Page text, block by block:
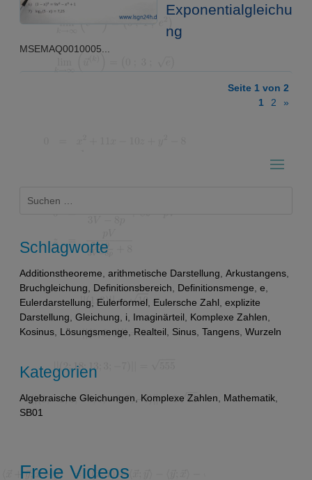
Exponentialgleichu
ng
MSEMAQ0010005...
Seite 1 von 2
1
2 »
nach:
Schlagworte
Additionstheoreme arithmetische Darstellung Arkustangens
Bruchgleichung
Definitionsbereich Definitionsmenge e
Eulerdarstellung
Eulerformel Eulersche Zahl explizite
Darstellung Gleichung i Imaginärteil Komplexe Zahlen
Kosinus Lösungsmenge Realteil Sinus Tangens Wurzeln
Kategorien
Algebraische Gleichungen Komplexe Zahlen Mathematik
SB01
Freie Videos